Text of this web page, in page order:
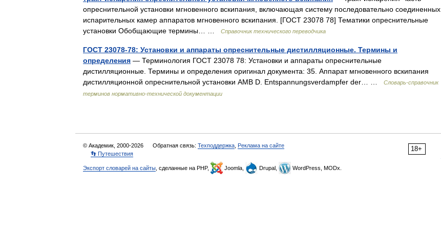
опреснительной установки мгновенного вскипания, включающая систему последовательно соединенных
испарительных камер аппаратов мгновенного вскипания. [ГОСТ 23078 78] Тематики опреснительные
установки Обобщающие термины… …
Справочник технического переводчика
ГОСТ 23078-78: Установки и аппараты опреснительные дистилляционные. Термины и
определения — Терминология ГОСТ 23078 78: Установки и аппараты опреснительные
дистилляционные. Термины и определения оригинал документа: 35. Аппарат мгновенного вскипания
дистилляционной опреснительной установки АМВ D. Entspannungsverdampfer der… …
Словарь-справочник
терминов нормативно-технической документации
18+
© Академик, 2000-2026 Обратная связь: Техподдержка Реклама на сайте
👣 Путешествия
Экспорт словарей на сайты , сделанные на PHP, Joomla, Drupal, WordPress, MODx.